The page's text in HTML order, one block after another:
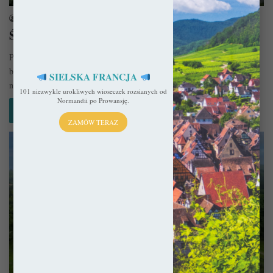
Święta Lipka – Sanktuarium Maryjne
Położona na pograniczu Warmii i Mazur Święta Lipka słynie z
barokowego Sanktuarium Maryjnego. Jego powstanie owiane jest
niezwykłymi legendami, ale…
Czytaj więcej »
Polska
SIELSKA FRANCJA
101 niezwykle urokliwych wioseczek rozsianych od
Normandii po Prowansję.
ZAMÓW TERAZ